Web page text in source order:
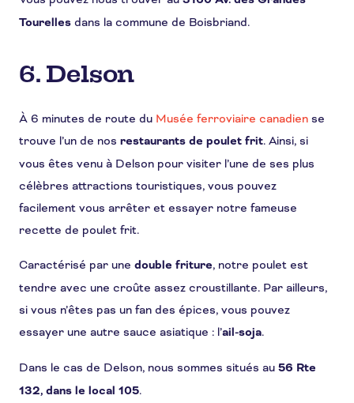
Tourelles dans la commune de Boisbriand.
6. Delson
À 6 minutes de route du Musée ferroviaire canadien se
trouve l’un de nos restaurants de poulet frit. Ainsi, si
vous êtes venu à Delson pour visiter l’une de ses plus
célèbres attractions touristiques, vous pouvez
facilement vous arrêter et essayer notre fameuse
recette de poulet frit.
Caractérisé par une double friture, notre poulet est
tendre avec une croûte assez croustillante. Par ailleurs,
si vous n’êtes pas un fan des épices, vous pouvez
essayer une autre sauce asiatique : l’ail-soja.
Dans le cas de Delson, nous sommes situés au 56 Rte
132, dans le local 105.